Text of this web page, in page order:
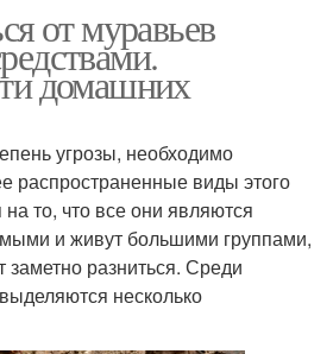
от муравьев
домашних
угрозы, необходимо
распространенные виды этого
то, что все они являются
и живут большими группами,
заметно разниться. Среди
несколько